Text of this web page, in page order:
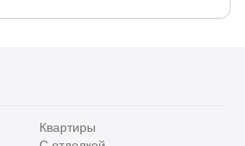
Квартиры